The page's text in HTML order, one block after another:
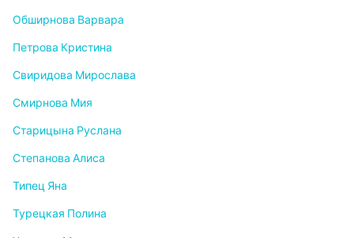
Обширнова Варвара
Петрова Кристина
Свиридова Мирослава
Смирнова Мия
Старицына Руслана
Степанова Алиса
Типец Яна
Турецкая Полина